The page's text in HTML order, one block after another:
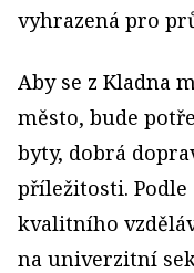
vyhrazená pro
Aby se z Kladna
město, bude
byty, dobrá
příležitosti. Podle
kvalitního
na univerzitní